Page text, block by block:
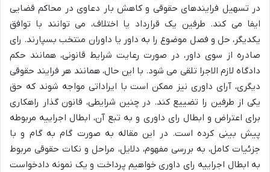
در تسهیل فرایندهای حقوقی و کاهش بار دعاوی در محاکم قضایی
ایفا می کند. طرفین یک قرارداد یا اختلاف، می توانند با توافق
یکدیگر، حل و فصل موضوع را به داور یا داوران منتخب بسپارند. رای
صادره از سوی داور، در صورت رعایت شرایط قانونی، همانند حکم
دادگاه لازم الاجرا تلقی می شود. با این حال، همانند هر فرایند حقوقی
دیگری، آرای داوری نیز ممکن است با ایراداتی مواجه شوند که حق
یکی از طرفین را تضییع کند. در چنین شرایطی، قانون گذار راهکاری
برای اعتراض و ابطال رای داوری و به تبع آن، ابطال اجراییه مربوطه
پیش بینی کرده است. در این مقاله به صورت گام به گام و با
جزئیات کامل، به بررسی مفهوم، دلایل، مراحل و نکات حقوقی مربوط
به ابطال اجراییه رای داوری خواهیم پرداخت و یک نمونه دادخواست